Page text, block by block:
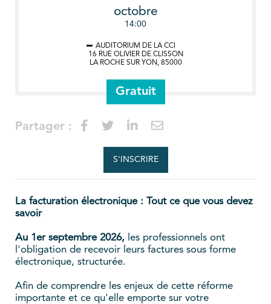
octobre
14:00
AUDITORIUM DE LA CCI
16 RUE OLIVIER DE CLISSON
LA ROCHE SUR YON, 85000
Gratuit
Partager :
S'INSCRIRE
La facturation électronique : Tout ce que vous devez
savoir
Au 1er septembre 2026, les professionnels ont
l'obligation de recevoir leurs factures sous forme
électronique, structurée.
Afin de comprendre les enjeux de cette réforme
importante et ce qu'elle emporte sur votre